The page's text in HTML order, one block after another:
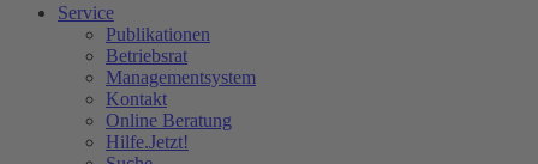
Service
Publikationen
Betriebsrat
Managementsystem
Kontakt
Online Beratung
Hilfe.Jetzt!